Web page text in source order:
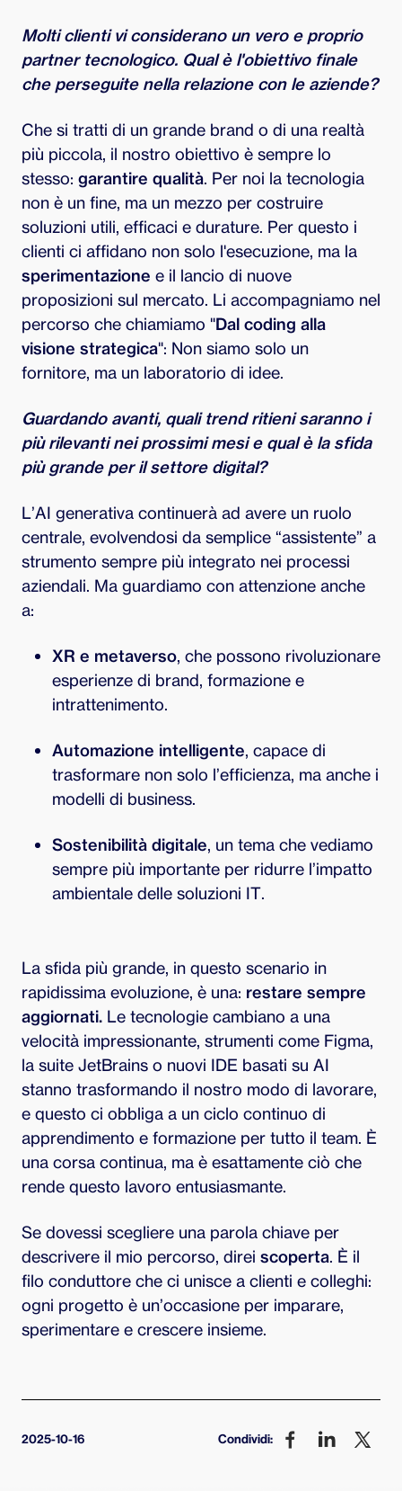
Molti clienti vi considerano un vero e proprio
partner tecnologico. Qual è l'obiettivo finale
che perseguite nella relazione con le aziende?
Che si tratti di un grande brand o di una realtà
più piccola, il nostro obiettivo è sempre lo
stesso: garantire qualità. Per noi la tecnologia
non è un fine, ma un mezzo per costruire
soluzioni utili, efficaci e durature. Per questo i
clienti ci affidano non solo l'esecuzione, ma la
sperimentazione e il lancio di nuove
proposizioni sul mercato. Li accompagniamo nel
percorso che chiamiamo "Dal coding alla
visione strategica": Non siamo solo un
fornitore, ma un laboratorio di idee.
Guardando avanti, quali trend ritieni saranno i
più rilevanti nei prossimi mesi e qual è la sfida
più grande per il settore digital?
L’AI generativa continuerà ad avere un ruolo
centrale, evolvendosi da semplice “assistente” a
strumento sempre più integrato nei processi
aziendali. Ma guardiamo con attenzione anche
a:
XR e metaverso, che possono rivoluzionare
esperienze di brand, formazione e
intrattenimento.
Automazione intelligente, capace di
trasformare non solo l’efficienza, ma anche i
modelli di business.
Sostenibilità digitale, un tema che vediamo
sempre più importante per ridurre l’impatto
ambientale delle soluzioni IT.
La sfida più grande, in questo scenario in
rapidissima evoluzione, è una: restare sempre
aggiornati. Le tecnologie cambiano a una
velocità impressionante, strumenti come Figma,
la suite JetBrains o nuovi IDE basati su AI
stanno trasformando il nostro modo di lavorare,
e questo ci obbliga a un ciclo continuo di
apprendimento e formazione per tutto il team. È
una corsa continua, ma è esattamente ciò che
rende questo lavoro entusiasmante.
Se dovessi scegliere una parola chiave per
descrivere il mio percorso, direi scoperta. È il
filo conduttore che ci unisce a clienti e colleghi:
ogni progetto è un’occasione per imparare,
sperimentare e crescere insieme.
2025-10-16 Condividi: